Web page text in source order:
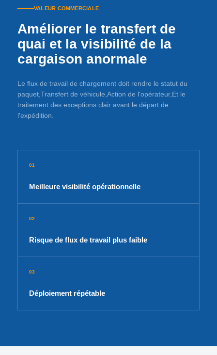
VALEUR COMMERCIALE
Améliorer le transfert de
quai et la visibilité de la
cargaison anormale
Le flux de travail de chargement doit rendre le statut du
paquet,Transfert de véhicule,Action de l'opérateur,Et le
traitement des exceptions clair avant le départ de
l'expédition.
01
Meilleure visibilité opérationnelle
02
Risque de flux de travail plus faible
03
Déploiement répétable